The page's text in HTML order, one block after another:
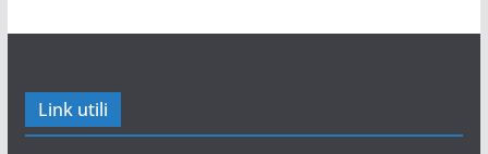
Link utili